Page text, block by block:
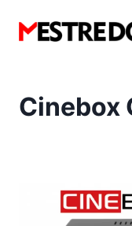
para
Cinebox